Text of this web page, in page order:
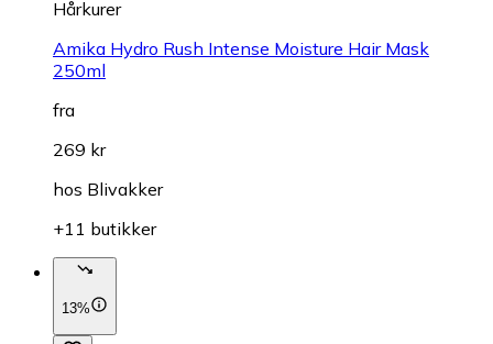
Hårkurer
Amika Hydro Rush Intense Moisture Hair Mask
250ml
fra
269 kr
hos Blivakker
+11 butikker
13%